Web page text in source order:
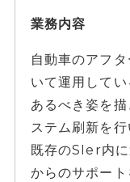
業務内容
自動車のアフ
いて運用して
あるべき姿を
ステム刷新を行
既存のSIer内
からのサポート